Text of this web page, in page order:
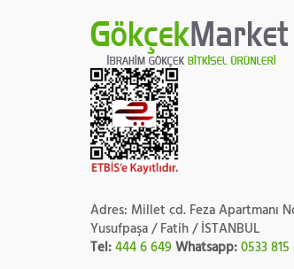
Adres: Millet cd. Feza Apartmanı
Yusufpaşa / Fatih / İSTANBUL
Tel:444 6 649 Whatsapp:0533